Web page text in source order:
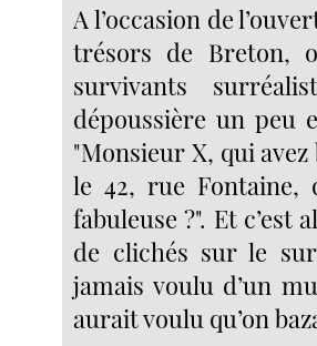
A l’occasion de
trésors de Breton,
survivants
dépoussière un peu
"Monsieur X, qui
le 42, rue Fontaine,
fabuleuse ?". Et
de clichés sur le
jamais voulu d’un
aurait voulu qu’on